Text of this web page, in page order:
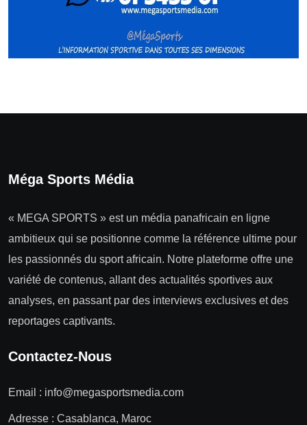
Méga Sports Média
« MEGA SPORTS » est un média panafricain en ligne
ambitieux qui se positionne comme la référence ultime pour
les passionnés du sport africain. Notre plateforme offre une
variété de contenus, allant des actualités sportives aux
analyses, en passant par des interviews exclusives et des
reportages captivants.
Contactez-Nous
Email : info@megasportsmedia.com
Adresse : Casablanca, Maroc